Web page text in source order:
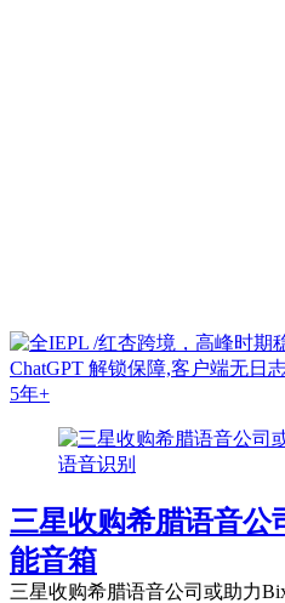
语音识别
三星收购希腊语音公
能音箱
三星收购希腊语音公司或助力